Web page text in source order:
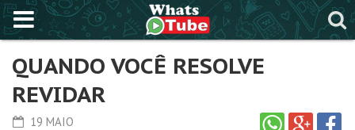
QUANDO VOCÊ RESOLVE
REVIDAR
19 MAIO